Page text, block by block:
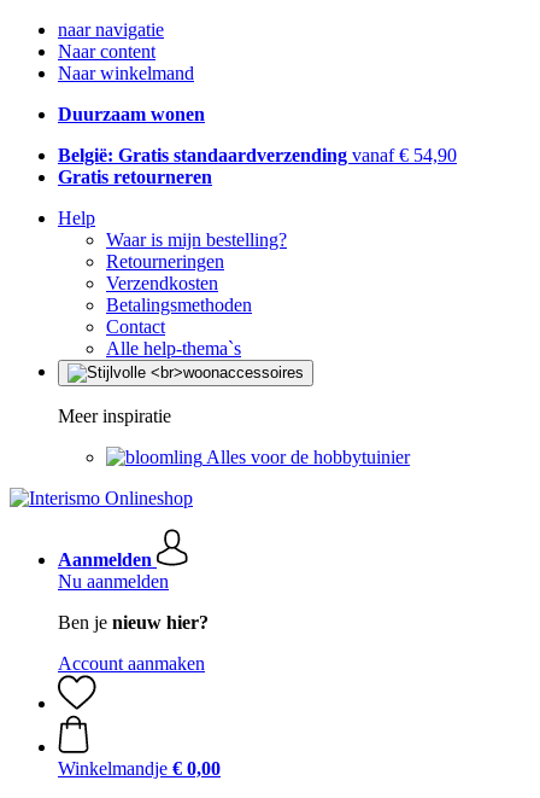
naar navigatie
Naar content
Naar winkelmand
Duurzaam wonen
België: Gratis standaardverzending vanaf € 54,90
Gratis retourneren
Help
Waar is mijn bestelling?
Retourneringen
Verzendkosten
Betalingsmethoden
Contact
Alle help-thema`s
Meer inspiratie
Alles voor de hobbytuinier
Aanmelden
Nu aanmelden
Ben je nieuw hier?
Account aanmaken
Winkelmandje € 0,00